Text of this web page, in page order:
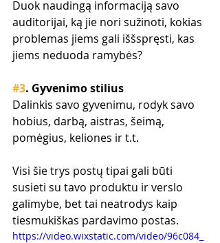
Duok naudingą informaciją savo
auditorijai, ką jie nori sužinoti, kokias
problemas jiems gali iššspręsti, kas
jiems neduoda ramybės?
#3. Gyvenimo stilius
Dalinkis savo gyvenimu, rodyk savo
hobius, darbą, aistras, šeimą,
pomėgius, keliones ir t.t.
Visi šie trys postų tipai gali būti
susieti su tavo produktu ir verslo
galimybe, bet tai neatrodys kaip
tiesmukiškas pardavimo postas.
https://video.wixstatic.com/video/96c084_